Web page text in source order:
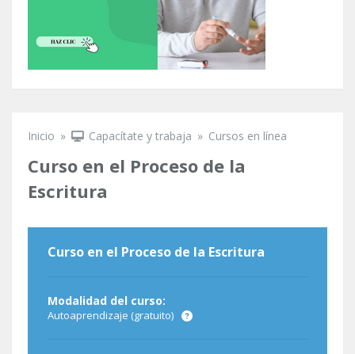
Inicio » Capacítate y trabaja » Cursos en línea
Curso en el Proceso de la
Escritura
Curso en el Proceso de la Escritura
Modalidad del curso:
Autoaprendizaje (gratuito)